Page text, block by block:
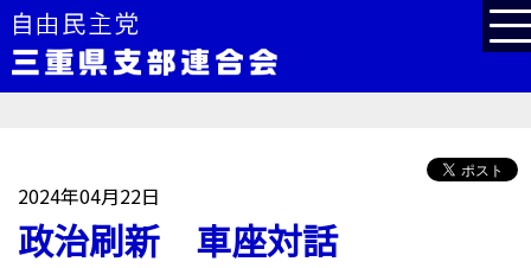
2024年04月22日
政治刷新 車座対話